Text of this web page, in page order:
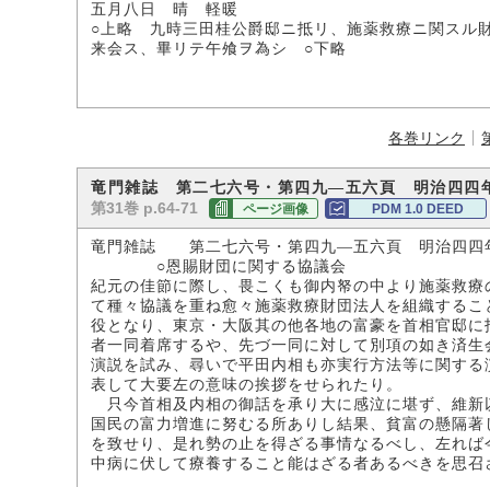
五月八日 晴 軽暖
○上略 九時三田桂公爵邸ニ抵リ、施薬救療ニ関スル
来会ス、畢リテ午飧ヲ為シ ○下略
各巻リンク
竜門雑誌 第二七六号・第四九―五六頁 明治四四
第31巻 p.64-71 ページ画像 PDM 1.0 DEED
竜門雑誌 第二七六号・第四九―五六頁 明治四四
○恩賜財団に関する協議会
紀元の佳節に際し、畏こくも御内帑の中より施薬救
て種々協議を重ね愈々施薬救療財団法人を組織する
役となり、東京・大阪其の他各地の富豪を首相官邸
者一同着席するや、先づ一同に対して別項の如き済
演説を試み、尋いで平田内相も亦実行方法等に関す
表して大要左の意味の挨拶をせられたり。
只今首相及内相の御話を承り大に感泣に堪ず、維
国民の富力増進に努むる所ありし結果、貧富の懸隔
を致せり、是れ勢の止を得ざる事情なるべし、左れ
中病に伏して療養すること能はざる者あるべきを思